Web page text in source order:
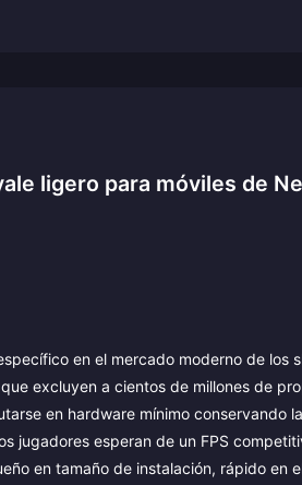
ligero para móviles de
en el mercado moderno de los
excluyen a cientos de millones de
en hardware mínimo conservando
jugadores esperan de un FPS
en tamaño de instalación, rápido en